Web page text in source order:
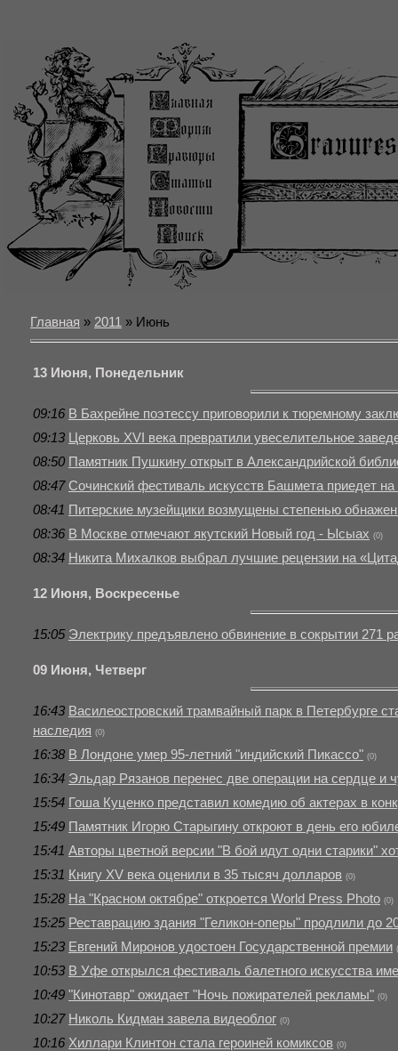
Главная » 2011 » Июнь
13 Июня, Понедельник
09:16 В Бахрейне поэтессу приговорили к тюремному
09:13 Церковь XVI века превратили увеселительное
08:50 Памятник Пушкину открыт в Александрийской
08:47 Сочинский фестиваль искусств Башмета приедет
08:41 Питерские музейщики возмущены степенью
08:36 В Москве отмечают якутский Новый год - Ысыах (0)
08:34 Никита Михалков выбрал лучшие рецензии на
12 Июня, Воскресенье
15:05 Электрику предъявлено обвинение в сокрытии 271
09 Июня, Четверг
16:43 Василеостровский трамвайный парк в Петербурге
наследия (0)
16:38 В Лондоне умер 95-летний "индийский Пикассо" (0)
16:34 Эльдар Рязанов перенес две операции на сердце и
15:54 Гоша Куценко представил комедию об актерах в
15:49 Памятник Игорю Старыгину откроют в день его
15:41 Авторы цветной версии "В бой идут одни старики"
15:31 Книгу XV века оценили в 35 тысяч долларов (0)
15:28 На "Красном октябре" откроется World Press Photo (0)
15:25 Реставрацию здания "Геликон-оперы" продлили до
15:23 Евгений Миронов удостоен Государственной премии
10:53 В Уфе открылся фестиваль балетного искусства
10:49 "Кинотавр" ожидает "Ночь пожирателей рекламы" (0)
10:27 Николь Кидман завела видеоблог (0)
10:16 Хиллари Клинтон стала героиней комиксов (0)